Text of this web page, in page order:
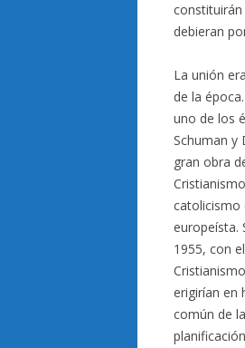
constituirán
debieran
La unión
de la
uno de los
Schuman y
gran obra
catolicismo
europeísta.
1955, con
erigirían en
común de